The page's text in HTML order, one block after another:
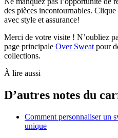
des pièces incontournables.
avec style et assurance!
Merci de votre visite ! N’oubliez
page principale Over Sweat pour
collections.
À lire aussi
D’autres notes du
Comment personnaliser un
unique